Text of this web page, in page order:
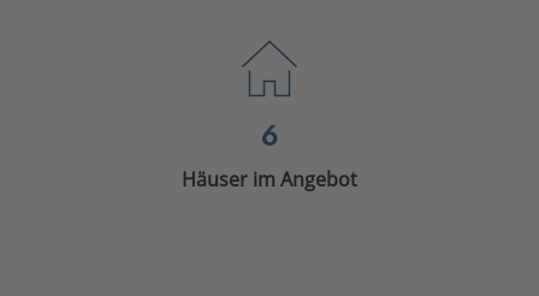
6
Häuser im Angebot